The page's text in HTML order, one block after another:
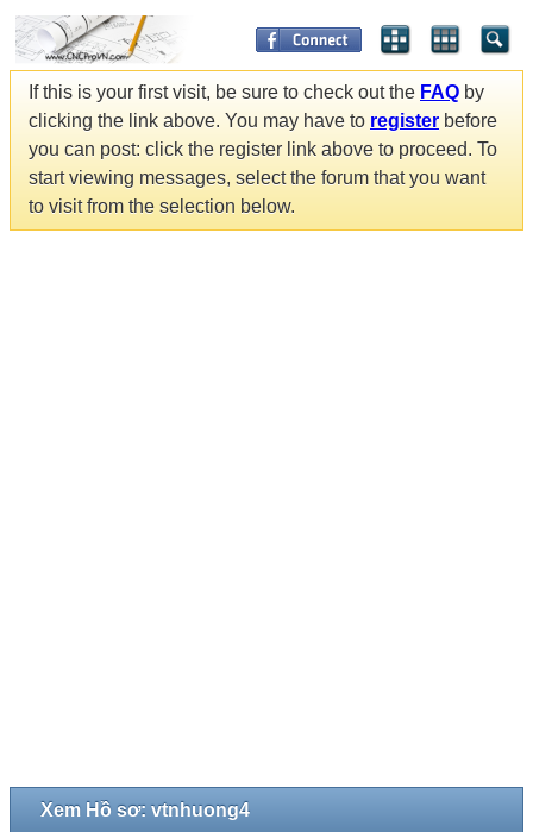
If this is your first visit, be sure to check out the FAQ by
clicking the link above. You may have to register before
you can post: click the register link above to proceed. To
start viewing messages, select the forum that you want
to visit from the selection below.
Xem Hồ sơ: vtnhuong4